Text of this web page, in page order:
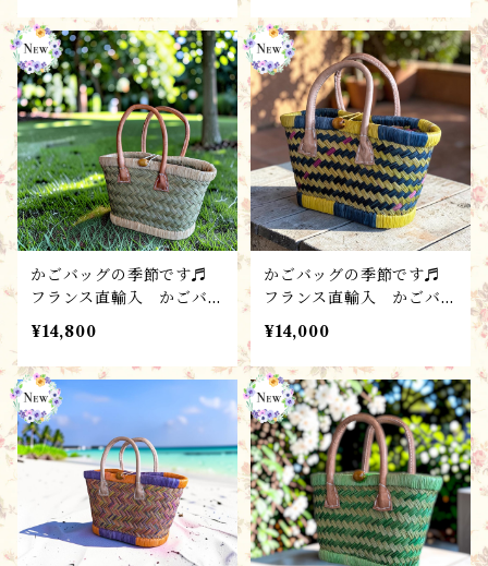
ストロー
ストロー
かごバッグの季節です♬
フランス直輸入 かごバッ
グ【S-B】 ハンドメイ
ド・パニエ・バスケット・
ストロー
¥14,800
かごバッグの季節です♬
フランス直輸入 かごバッ
グ【SS-B】 ハンドメイ
ド・パニエ・バスケット・
ストロー
¥14,000